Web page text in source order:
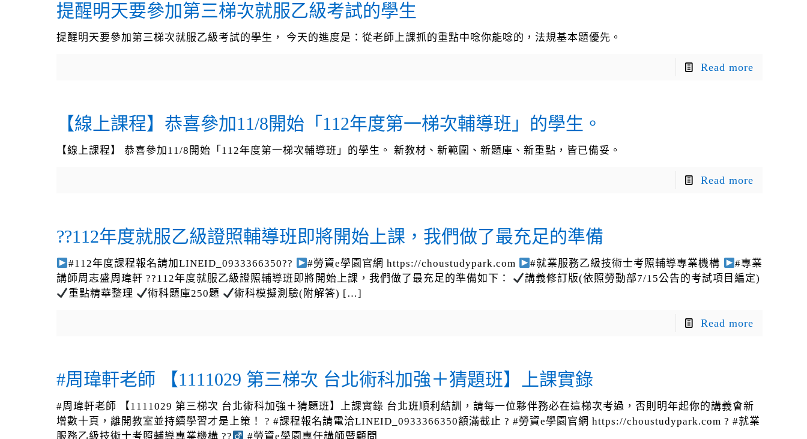
提醒明天要參加第三梯次就服乙級考試的學生
提醒明天要參加第三梯次就服乙級考試的學生， 今天的進度是：從老師上課抓的重點中唸你能唸的，法規基本題優先。
Read more
【線上課程】恭喜參加11/8開始「112年度第一梯次輔導班」的學生。
【線上課程】 恭喜參加11/8開始「112年度第一梯次輔導班」的學生。 新教材、新範圍、新題庫、新重點，皆已備妥。
Read more
??112年度就服乙級證照輔導班即將開始上課，我們做了最充足的準備
#112年度課程報名請加LINEID_0933366350?? #勞資e學園官網 https://choustudypark.com #就業服務乙級技術士考照輔導專業機構
#專業
講師周志盛周瑋軒 ??112年度就服乙級證照輔導班即將開始上課，我們做了最充足的準備如下：
講義修訂版(依照勞動部7/15公告的考試項目編定)
重點精華整理
術科題庫250題 術科模擬測驗(附解答) […]
Read more
#周瑋軒老師 【1111029 第三梯次 台北術科加強＋猜題班】上課實錄
#周瑋軒老師 【1111029 第三梯次 台北術科加強＋猜題班】上課實錄 台北班順利結訓，請每一位夥伴務必在這梯次考過，否則明年起你的講義會新
增數十頁，離開教室並持續學習才是上策！ ? #課程報名請電洽LINEID_0933366350額滿截止 ? #勞資e學園官網 https://choustudypark.com ? #就業
服務乙級技術士考照輔導專業機構 ??‍
#勞資e學園專任講師暨顧問